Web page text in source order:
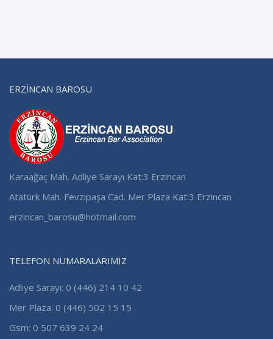
ERZİNCAN BAROSU
Karaağaç Mah. Adliye Sarayı Kat:3 Erzincan
Atatürk Mah. Fevzipaşa Cad. Mer Plaza Kat:3 Erzincan
erzincan_barosu@hotmail.com
TELEFON NUMARALARIMIZ
Adliye Sarayı: 0 (446) 214 10 42
Mer Plaza: 0 (446) 502 15 15
Gsm: 0 507 639 24 24